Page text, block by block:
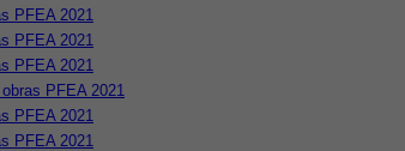
PFEA 2021
PFEA 2021
PFEA 2021
PFEA 2021
PFEA 2021
PFEA 2021